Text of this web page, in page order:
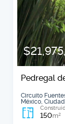
Pedregal
Circuito
México,
150m2